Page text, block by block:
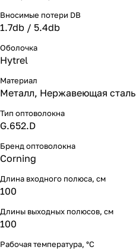
Вносимые потери DB
1.7db / 5.4db
Оболочка
Hytrel
Материал
Металл, Нержавеющая сталь
Тип оптоволокна
G.652.D
Бренд оптоволокна
Corning
Длина входного полюса, см
100
Длины выходных полюсов, см
100
Рабочая температура, °С